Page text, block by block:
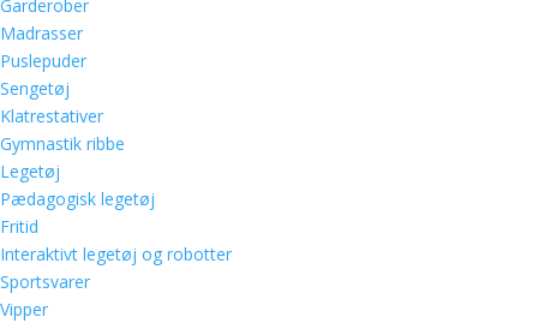
Garderober
Madrasser
Puslepuder
Sengetøj
Klatrestativer
Gymnastik ribbe
Legetøj
Pædagogisk legetøj
Fritid
Interaktivt legetøj og robotter
Sportsvarer
Vipper